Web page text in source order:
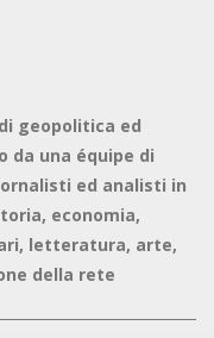
geopolitica ed
da una équipe di
ed analisti in
economia,
letteratura, arte,
della rete